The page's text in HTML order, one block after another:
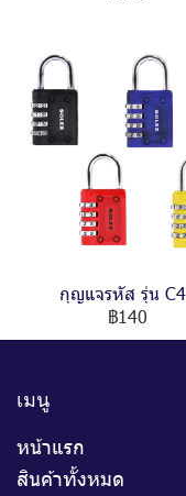
กุญแจรหัส รุ่น
฿140
เมนู
หน้าแรก
สินค้าทั้งหมด